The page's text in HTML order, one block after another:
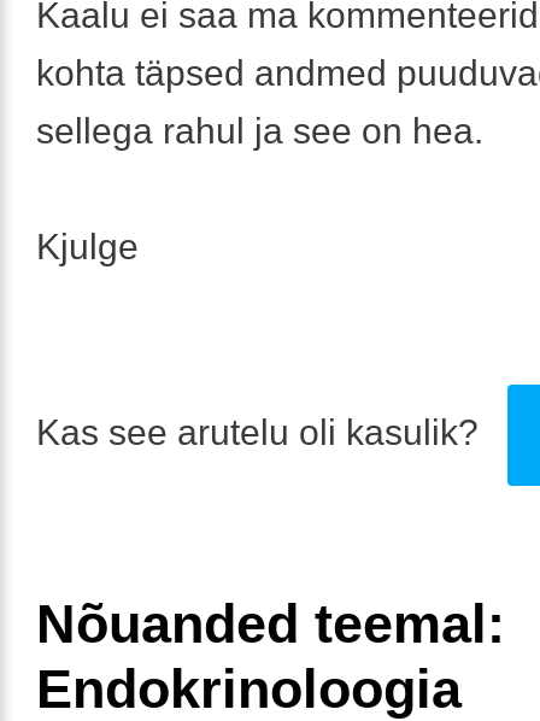
Kaalu ei saa ma
kohta täpsed andmed
sellega rahul ja see on hea.
Kjulge
Kas see arutelu oli kasulik?
Nõuanded teemal:
Endokrinoloogia